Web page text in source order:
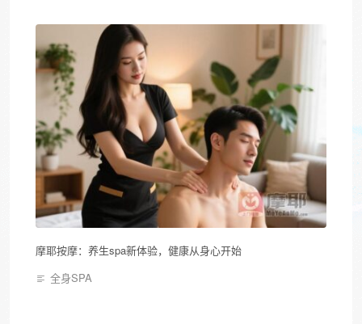
摩耶按摩：养生spa新体验，健康从身心开始
全身SPA